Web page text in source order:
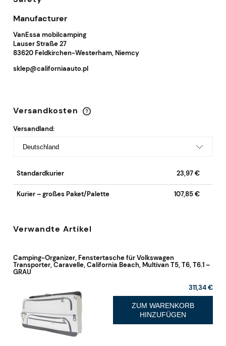
Manufacturer
VanEssa mobilcamping
Lauser Straße 27
83620 Feldkirchen-Westerham, Niemcy
sklep@californiaauto.pl
Versandkosten
Im Preis sind keine Zahlungskosten enthalten
Versandland:
Standardkurier 23,97 €
Kurier – großes Paket/Palette 107,85 €
Verwandte Artikel
Camping-Organizer, Fenstertasche für Volkswagen
Transporter, Caravelle, California Beach, Multivan T5, T6, T6.1 –
GRAU
311,34 €
ZUM WARENKORB
HINZUFÜGEN